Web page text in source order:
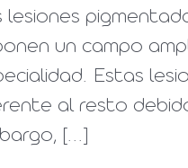
lesiones
un campo
Estas
al resto
[...]